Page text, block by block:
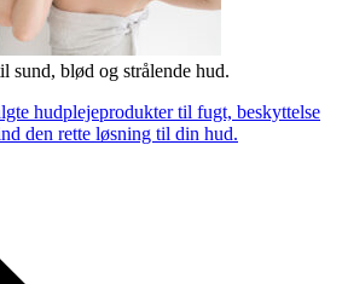
sund, blød og strålende hud.
hudplejeprodukter til fugt, beskyttelse
den rette løsning til din hud.